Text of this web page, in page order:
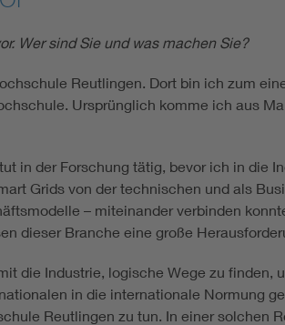
Wer sind Sie und was machen Sie?
Reutlingen. Dort bin ich zum
Ursprünglich komme ich aus
in der Forschung tätig, bevor ich in die
Grids von der technischen und als
– miteinander verbinden
dieser Branche eine große
die Industrie, logische Wege zu finden,
in die internationale Normung
Reutlingen zu tun. In einer solchen